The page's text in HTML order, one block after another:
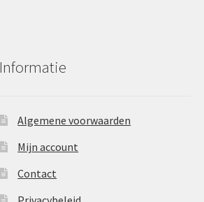
Informatie
Algemene voorwaarden
Mijn account
Contact